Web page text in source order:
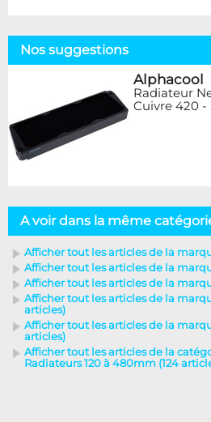
Nos suggestions
Alphacool
Radiateur
Cuivre 420 -
A voir dans la même
Afficher tout les articles de la
Afficher tout les articles de la
Afficher tout les articles de la
Afficher tout les articles de la
articles)
Afficher tout les articles de la
articles)
Afficher tout les articles de la
Radiateurs 120 à 480mm (124